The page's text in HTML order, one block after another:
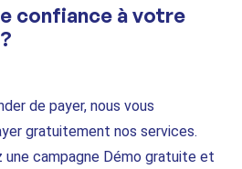
confiance à votre
de payer, nous vous
gratuitement nos services.
une campagne Démo gratuite et